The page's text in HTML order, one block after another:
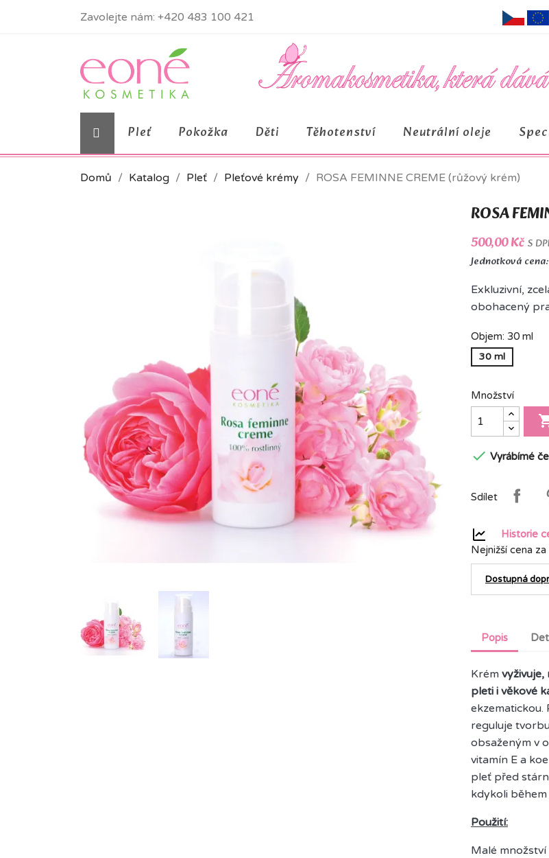
Zavolejte nám: +420 483 100 421
Pleť Pokožka Děti Těhotenství Neutrální oleje
Domů Katalog Pleť Pleťové krémy ROSA FEMINNE CREME (růžový krém)
ROSA
500,00 Kč S
Jednotková
Exkluzivní,
obohacený
Objem: 30 ml
30 ml
Množství
 Vyrábímé
Sdílet
Historie
Nejnižší cena
Dostupná
Popis
Krém
pleti i věkové
ekzematickou.
reguluje
obsaženým v
vitamín E a
pleť před
kdykoli
Použití:
Malé